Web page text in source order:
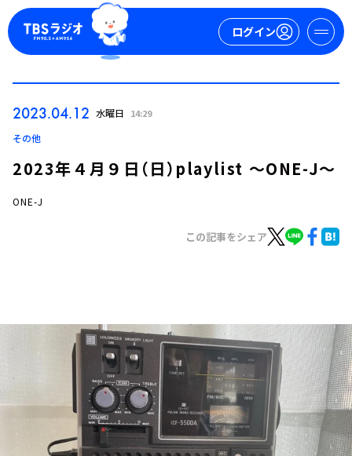
ログイン
トピックス
TBS Podcast
お知らせ
イベント・グッズ
YouTube
会社情報
2023.04.12 水曜日 14:29
その他
2023年４月９日（日）playlist ～ONE-J～
ONE-J
この記事をシェア